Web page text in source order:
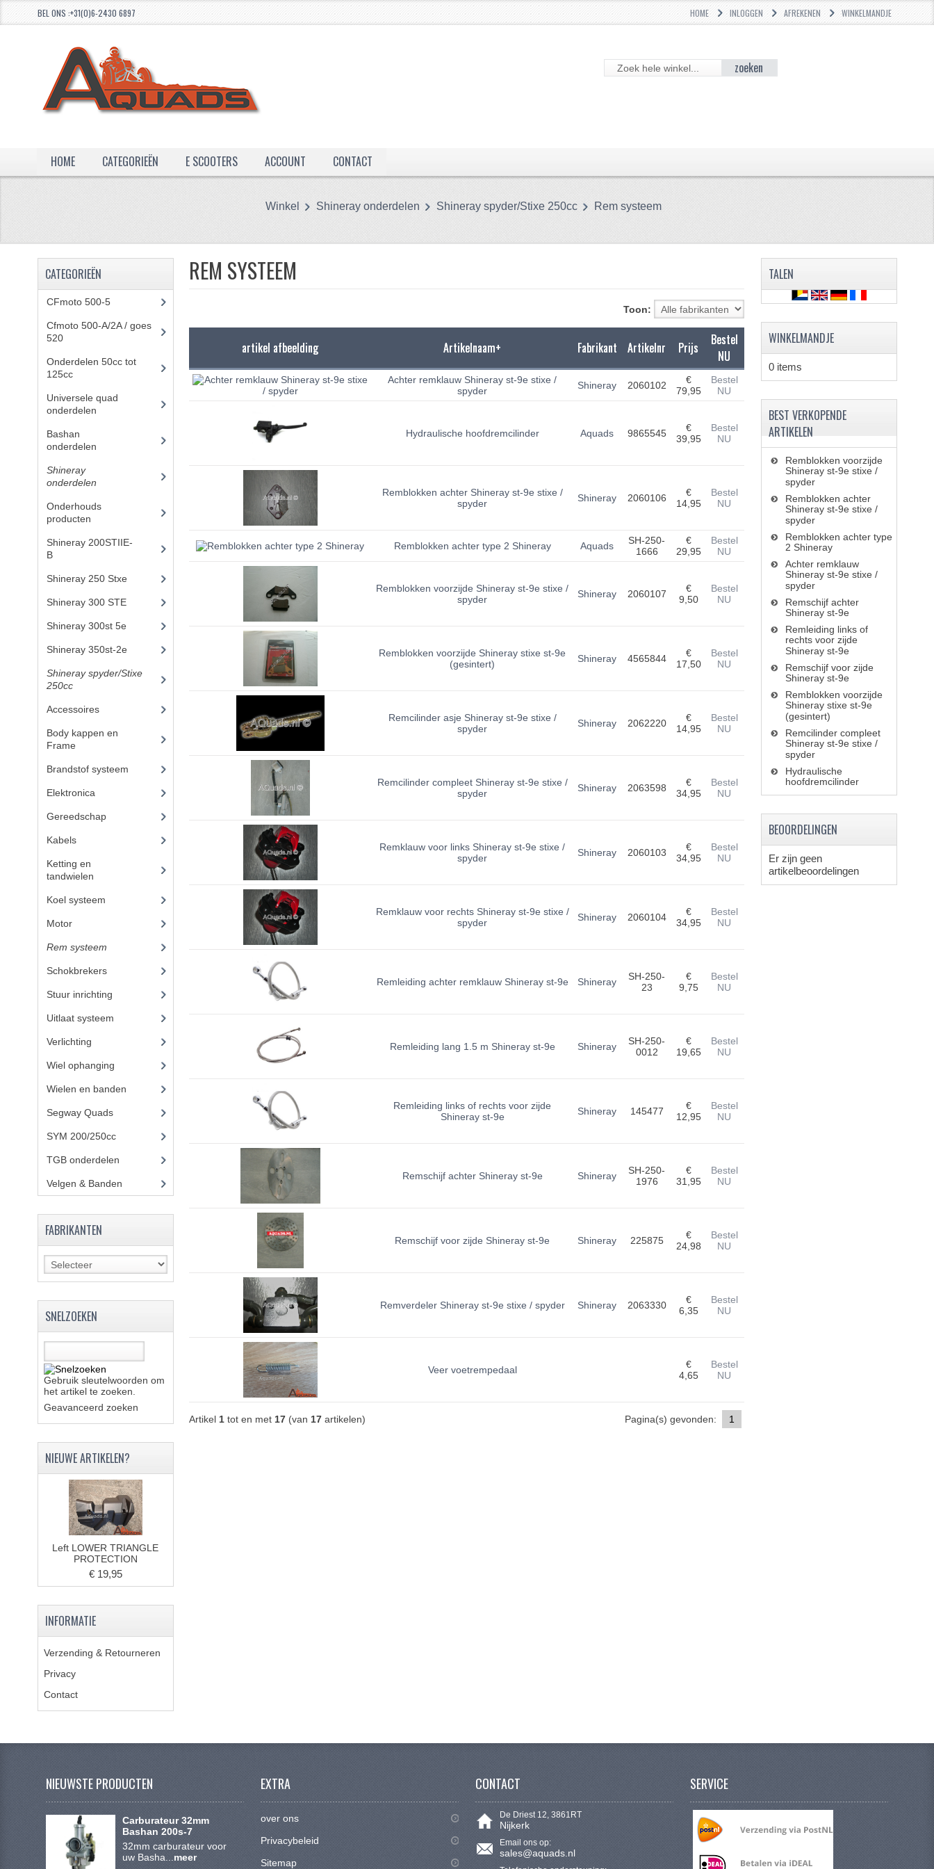
BEL ONS :+31(0)6-2430 6897 HOME INLOGGEN AFREKENEN WINKELMANDJE
zoeken
HOME CATEGORIEËN E SCOOTERS ACCOUNT CONTACT
Winkel Shineray onderdelen Shineray spyder/Stixe 250cc Rem systeem
REM SYSTEEM
Toon:
artikel afbeelding Artikelnaam+ Fabrikant Artikelnr Prijs
Bestel
NU
Achter remklauw Shineray st-9e stixe /
spyder
Shineray 2060102
€
79,95
Bestel
NU
Hydraulische hoofdremcilinder Aquads 9865545
€
39,95
Bestel
NU
Remblokken achter Shineray st-9e stixe /
spyder
Shineray 2060106
€
14,95
Bestel
NU
Remblokken achter type 2 Shineray Aquads
SH-250-
1666
€
29,95
Bestel
NU
Remblokken voorzijde Shineray st-9e stixe /
spyder
Shineray 2060107
€
9,50
Bestel
NU
Remblokken voorzijde Shineray stixe st-9e
(gesintert)
Shineray 4565844
€
17,50
Bestel
NU
Remcilinder asje Shineray st-9e stixe /
spyder
Shineray 2062220
€
14,95
Bestel
NU
Remcilinder compleet Shineray st-9e stixe /
spyder
Shineray 2063598
€
34,95
Bestel
NU
Remklauw voor links Shineray st-9e stixe /
spyder
Shineray 2060103
€
34,95
Bestel
NU
Remklauw voor rechts Shineray st-9e stixe /
spyder
Shineray 2060104
€
34,95
Bestel
NU
Remleiding achter remklauw Shineray st-9e Shineray
SH-250-
23
€
9,75
Bestel
NU
Remleiding lang 1.5 m Shineray st-9e Shineray
SH-250-
0012
€
19,65
Bestel
NU
Remleiding links of rechts voor zijde
Shineray st-9e
Shineray 145477
€
12,95
Bestel
NU
Remschijf achter Shineray st-9e Shineray
SH-250-
1976
€
31,95
Bestel
NU
Remschijf voor zijde Shineray st-9e Shineray 225875
€
24,98
Bestel
NU
Remverdeler Shineray st-9e stixe / spyder Shineray 2063330
€
6,35
Bestel
NU
Veer voetrempedaal
€
4,65
Bestel
NU
Pagina(s) gevonden: 1
Artikel 1tot en met 17(van 17artikelen)
CATEGORIEËN
CFmoto 500-5(5)
Cfmoto 500-A/2A / goes
520(347)
Onderdelen 50cc tot
125cc(49)
Universele quad
onderdelen
Bashan
onderdelen
Shineray
onderdelen
Onderhouds
producten
Shineray 200STIIE-
B(32)
Shineray 250 Stxe
Shineray 300 STE(69)
Shineray 300st 5e
Shineray 350st-2e
Shineray spyder/Stixe
250cc(306)
Accessoires(52)
Body kappen en
Frame
Brandstof systeem
Elektronica
Gereedschap(8)
Kabels(6)
Ketting en
tandwielen
Koel systeem
Motor(59)
Rem systeem
Schokbrekers(11)
Stuur inrichting
Uitlaat systeem
Verlichting
Wiel ophanging
Wielen en banden
Segway Quads(6)
SYM 200/250cc(15)
TGB onderdelen
Velgen & Banden
FABRIKANTEN
SNELZOEKEN
Gebruik sleutelwoorden om
het artikel te zoeken.
Geavanceerd zoeken
NIEUWE ARTIKELEN?
Left LOWER TRIANGLE
PROTECTION
€ 19,95
INFORMATIE
Verzending & Retourneren
Privacy
Contact
TALEN
WINKELMANDJE
0 items
BEST VERKOPENDE
ARTIKELEN
Remblokken voorzijde
Shineray st-9e stixe /
spyder
Remblokken achter
Shineray st-9e stixe /
spyder
Remblokken achter type
2 Shineray
Achter remklauw
Shineray st-9e stixe /
spyder
Remschijf achter
Shineray st-9e
Remleiding links of
rechts voor zijde
Shineray st-9e
Remschijf voor zijde
Shineray st-9e
Remblokken voorzijde
Shineray stixe st-9e
(gesintert)
Remcilinder compleet
Shineray st-9e stixe /
spyder
Hydraulische
hoofdremcilinder
BEOORDELINGEN
Er zijn geen
artikelbeoordelingen
NIEUWSTE PRODUCTEN
Carburateur 32mm
Bashan 200s-7
32mm carburateur voor
uw Basha... meer
EXTRA
over ons
Privacybeleid
Sitemap
CONTACT
De Driest 12, 3861RT
Nijkerk
Email ons op:
sales@aquads.nl
SERVICE